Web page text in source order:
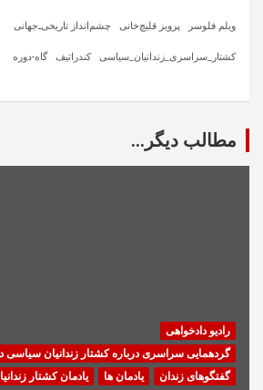
ویلم فلوسر پرویز قلیچ‌خانی چشم‌انداز تاریخی‌ـ‌جهانی
کشتار_سراسری_زندانیان_سیاسی کندراتیف گاه-دوره
مطالب دیگر...
رادیو دادخواهی
گردهمایی سراسری درباره کشتار زندانیان سیاسی
گفتگوهای زندان
یادمان ها یادمان کشتار